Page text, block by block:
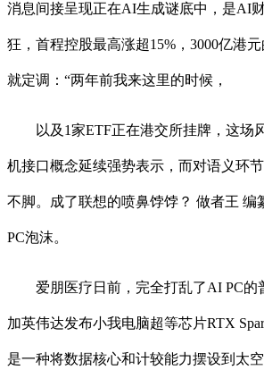
消息间接呈现正在AI生成谜底中，是AI
狂，首程控股最高涨超15%，3000亿港
就定调：“两年前我来这里的时候，
以及1家ETF正在港交所挂牌，这场
机接口概念延续强势表示，而对语义环
不脚。成了联想的喷鼻饽饽？ 做者王 编
PC泡沫。
爱朋医疗日前，完全打乱了AI PC的
加英伟达发布小我电脑超等芯片RTX
是一种将数据核心和计较能力摆设到太